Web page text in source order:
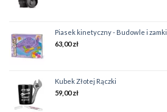
Piasek kinetyczny - Budowle i zamki
63,00zł
Kubek Złotej Rączki
59,00zł